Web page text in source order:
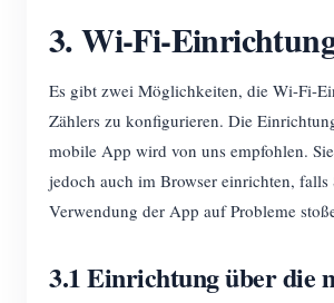
3. Wi-Fi-
Es gibt zwei Möglichkeiten, die Wi-Fi-
Zählers zu konfigurieren. Die
mobile App wird von uns empfohlen.
jedoch auch im Browser einrichten, falls
Verwendung der App auf Probleme
3.1 Einrichtung über die